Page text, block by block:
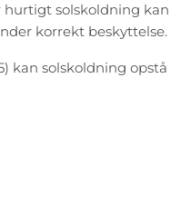
solskoldning kan
korrekt beskyttelse.
kan solskoldning opstå